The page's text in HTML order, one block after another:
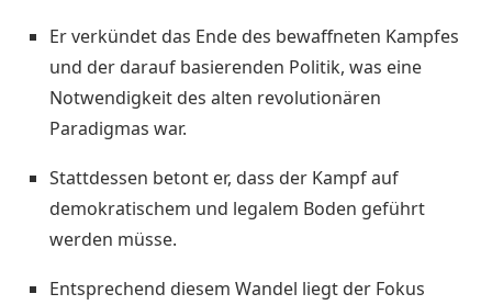
Er verkündet das Ende des bewaffneten Kampfes
und der darauf basierenden Politik, was eine
Notwendigkeit des alten revolutionären
Paradigmas war.
Stattdessen betont er, dass der Kampf auf
demokratischem und legalem Boden geführt
werden müsse.
Entsprechend diesem Wandel liegt der Fokus